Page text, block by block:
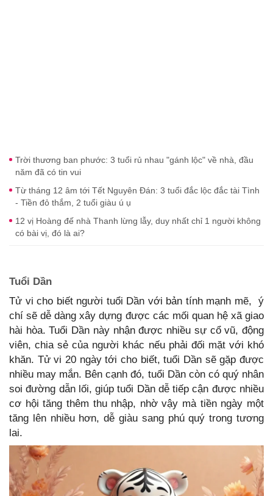
Trời thương ban phước: 3 tuổi rủ nhau "gánh lộc" về nhà, đầu
năm đã có tin vui
Từ tháng 12 âm tới Tết Nguyên Đán: 3 tuổi đắc lộc đắc tài Tình
- Tiền đỏ thắm, 2 tuổi giàu ú ụ
12 vị Hoàng đế nhà Thanh lừng lẫy, duy nhất chỉ 1 người không
có bài vị, đó là ai?
Tuổi Dần
Tử vi cho biết người tuổi Dần với bản tính mạnh mẽ, ý
chí sẽ dễ dàng xây dựng được các mối quan hệ xã giao
hài hòa. Tuổi Dần này nhận được nhiều sự cổ vũ, động
viên, chia sẻ của người khác nếu phải đối mặt với khó
khăn. Tử vi 20 ngày tới cho biết, tuổi Dần sẽ gặp được
nhiều may mắn. Bên cạnh đó, tuổi Dần còn có quý nhân
soi đường dẫn lối, giúp tuổi Dần dễ tiếp cận được nhiều
cơ hội tăng thêm thu nhập, nhờ vậy mà tiền ngày một
tăng lên nhiều hơn, dễ giàu sang phú quý trong tương
lai.